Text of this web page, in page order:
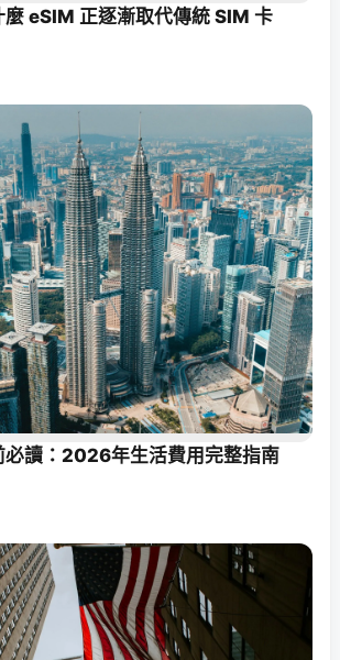
eSIM 正逐漸取代傳統 SIM 卡
必讀：2026年生活費用完整指南